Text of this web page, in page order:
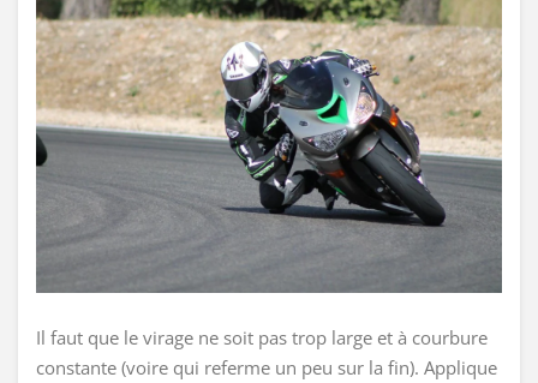
Il faut que le virage ne soit pas trop large et à courbure
constante (voire qui referme un peu sur la fin). Applique